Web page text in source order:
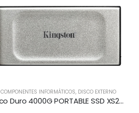
COMPONENTES INFORMÁTICOS, DISCO EXTERNO
Disco Duro 4000G PORTABLE SSD XS2000